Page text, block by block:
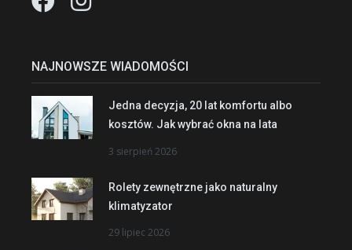
NAJNOWSZE WIADOMOŚCI
Jedna decyzja, 20 lat komfortu albo
kosztów. Jak wybrać okna na lata
3 sierpień 2026
Rolety zewnętrzne jako naturalny
klimatyzator
29 lipiec 2026